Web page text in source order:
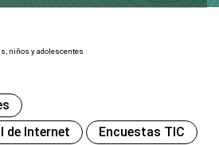
niños y adolescentes
de Internet
Encuestas TIC